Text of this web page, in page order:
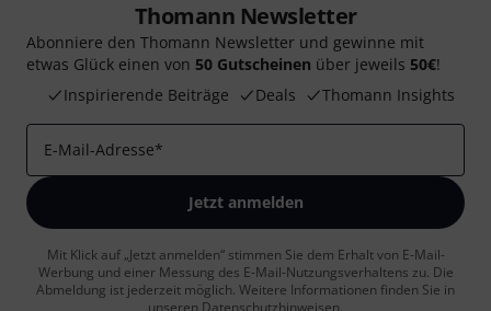
Thomann Newsletter
Abonniere den Thomann Newsletter und gewinne mit
etwas Glück einen von 50 Gutscheinen über jeweils 50€!
Inspirierende Beiträge
Deals Thomann Insights
E-Mail-Adresse*
Jetzt anmelden
Mit Klick auf „Jetzt anmelden“ stimmen Sie dem Erhalt von E-Mail-
Werbung und einer Messung des E-Mail-Nutzungsverhaltens zu. Die
Abmeldung ist jederzeit möglich. Weitere Informationen finden Sie in